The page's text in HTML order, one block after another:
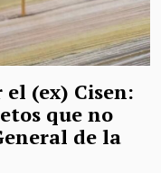
(ex) Cisen:
que no
de la